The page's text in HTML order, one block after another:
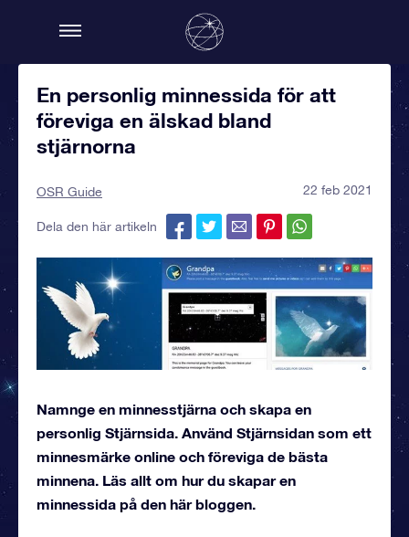
En personlig minnessida för att
föreviga en älskad bland
stjärnorna
OSR Guide 22 feb 2021
Dela den här artikeln
Namnge en minnesstjärna och skapa en
personlig Stjärnsida. Använd Stjärnsidan som ett
minnesmärke online och föreviga de bästa
minnena. Läs allt om hur du skapar en
minnessida på den här bloggen.